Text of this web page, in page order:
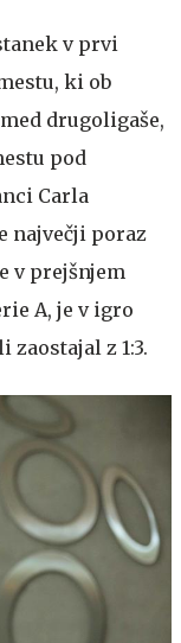
v prvi
ki ob
drugoligaše,
pod
Carla
največji poraz
v prejšnjem
A, je v igro
z 1:3.